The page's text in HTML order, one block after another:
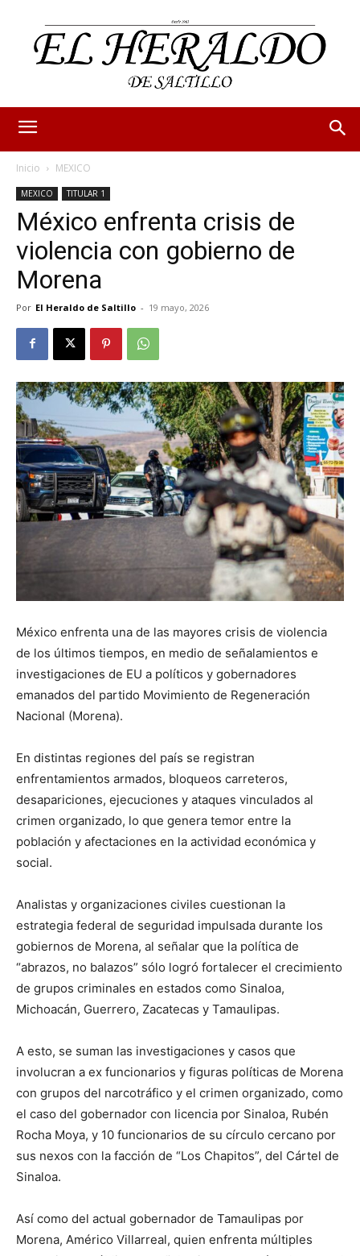
Inicio MEXICO
MEXICO TITULAR 1
México enfrenta crisis de
violencia con gobierno de
Morena
Por El Heraldo de Saltillo - 19 mayo, 2026
México enfrenta una de las mayores crisis de violencia
de los últimos tiempos, en medio de señalamientos e
investigaciones de EU a políticos y gobernadores
emanados del partido Movimiento de Regeneración
Nacional (Morena).
En distintas regiones del país se registran
enfrentamientos armados, bloqueos carreteros,
desapariciones, ejecuciones y ataques vinculados al
crimen organizado, lo que genera temor entre la
población y afectaciones en la actividad económica y
social.
Analistas y organizaciones civiles cuestionan la
estrategia federal de seguridad impulsada durante los
gobiernos de Morena, al señalar que la política de
“abrazos, no balazos” sólo logró fortalecer el crecimiento
de grupos criminales en estados como Sinaloa,
Michoacán, Guerrero, Zacatecas y Tamaulipas.
A esto, se suman las investigaciones y casos que
involucran a ex funcionarios y figuras políticas de Morena
con grupos del narcotráfico y el crimen organizado, como
el caso del gobernador con licencia por Sinaloa, Rubén
Rocha Moya, y 10 funcionarios de su círculo cercano por
sus nexos con la facción de “Los Chapitos”, del Cártel de
Sinaloa.
Así como del actual gobernador de Tamaulipas por
Morena, Américo Villarreal, quien enfrenta múltiples